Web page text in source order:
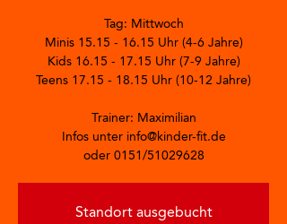
Tag: Mittwoch
Minis 15.15 - 16.15 Uhr (4-6 Jahre)
Kids 16.15 - 17.15 Uhr (7-9 Jahre)
Teens 17.15 - 18.15 Uhr (10-12 Jahre)
Trainer: Maximilian
Infos unter info@kinder-fit.de
oder 0151/51029628
Standort ausgebucht